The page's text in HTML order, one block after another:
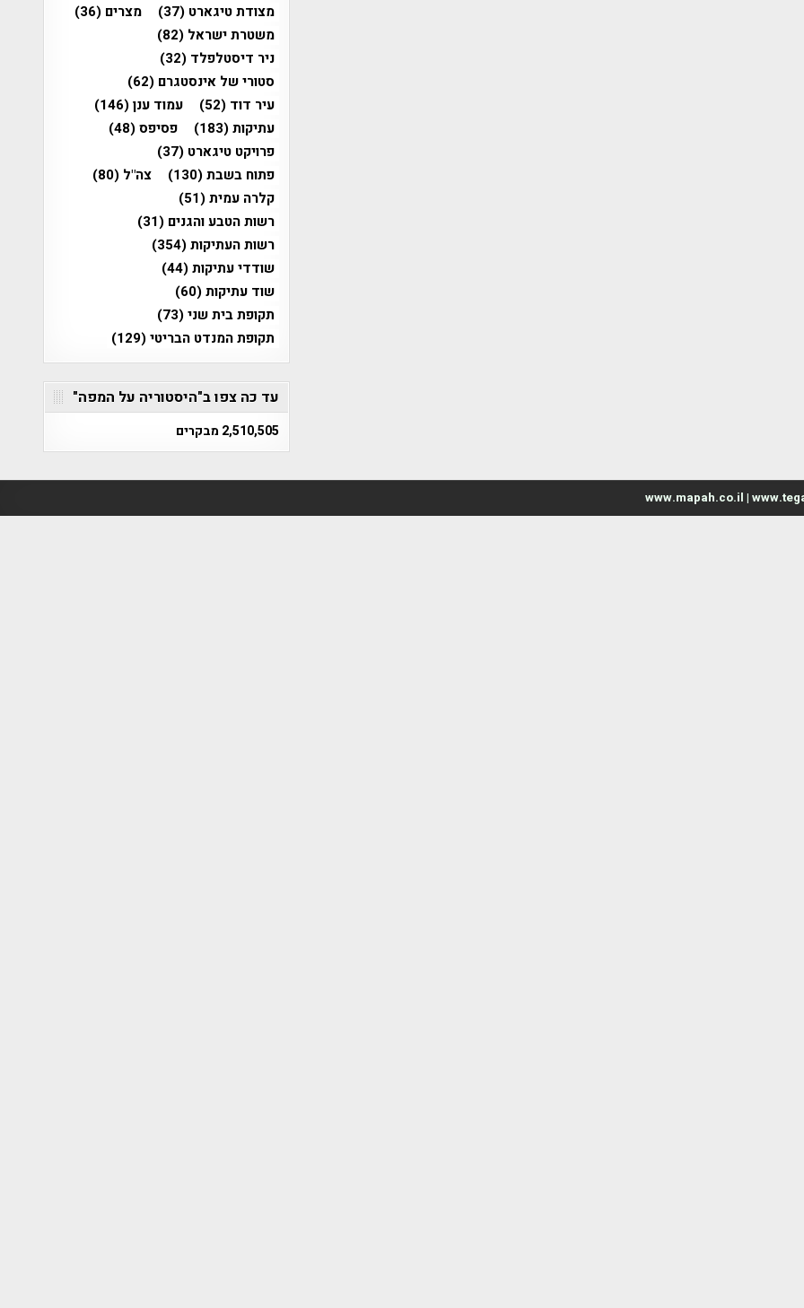
מצודת טיגארט (37) מצרים (36)
משטרת ישראל (82)
ניר דיסטלפלד (32)
סטורי של אינסטגרם (62)
עיר דוד (52) עמוד ענן(146)
עתיקות(183) פסיפס(48)
פרויקט טיגארט (37)
פתוח בשבת(130) צה"ל (80)
קלרה עמית(51)
רשות הטבע והגנים (31)
רשות העתיקות(354)
שודדי עתיקות(44)
שוד עתיקות(60)
תקופת בית שני(73)
תקופת המנדט הבריטי(129)
עד כה צפו ב"היסטוריה על המפה"
2,510,505 מבקרים